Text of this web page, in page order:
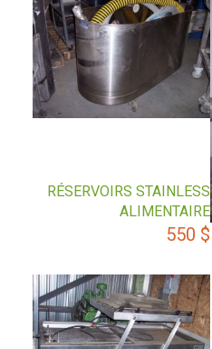
RÉSERVOIRS STAINLESS
ALIMENTAIRE
550 $